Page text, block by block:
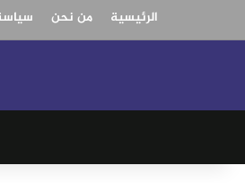
الرئيسية من نحن